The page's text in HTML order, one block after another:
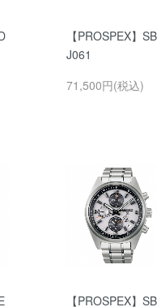
【PROSPEX】
J061
71,500円(税込)
【PROSPEX】